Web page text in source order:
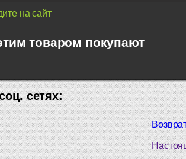
на сайт
товаром покупают
сетях: